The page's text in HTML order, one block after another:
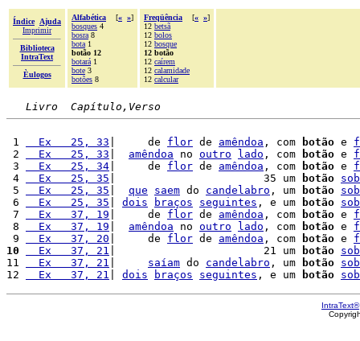
Índice
Ajuda
Imprimir
Biblioteca
IntraText
Èulogos
Alfabética [« »]
bosques 4
bosra 8
bota 1
botão 12
botará 1
bote 3
botões 8
Freqüência [« »]
12 betsã
12 bolos
12 bosque
12 botão
12 caírem
12 calamidade
12 calcular
Livro  Capítulo,Verso
1
  Ex   25, 33
|     de flor de amêndoa , com botão e
2
  Ex   25, 33
amêndoa no outro lado , com botão e
3
  Ex   25, 34
|     de flor de amêndoa , com botão e
4
  Ex   25, 35
|                       35 um botão sob
5
  Ex   25, 35
que saem do candelabro , um botão sob
6
  Ex   25, 35
dois braços seguintes , e um botão sob
7
  Ex   37, 19
|     de flor de amêndoa , com botão e
8
  Ex   37, 19
amêndoa no outro lado , com botão e
9
  Ex   37, 20
|     de flor de amêndoa , com botão e
10
  Ex   37, 21
|                       21 um botão sob
11
  Ex   37, 21
saíam do candelabro , um botão sob
12
  Ex   37, 21
dois braços seguintes , e um botão sob
IntraText®